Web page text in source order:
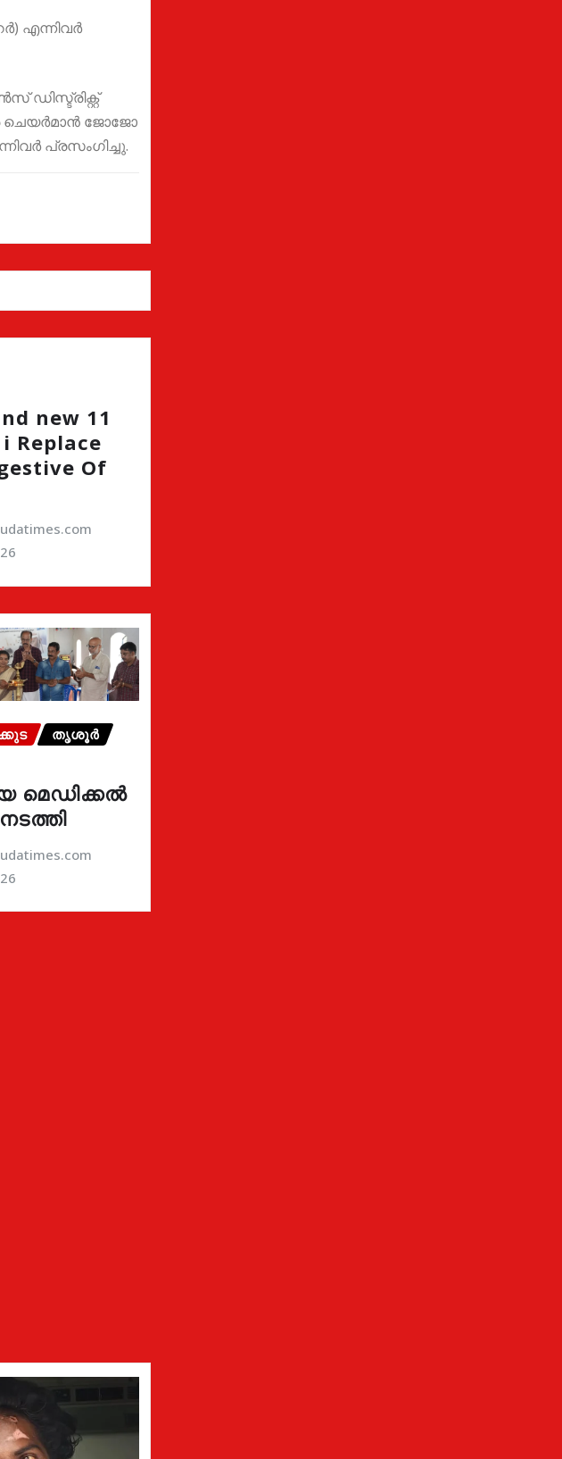
എന്നിവർ
ഡിസ്ട്രിക്റ്റ്
ജോജോ
പ്രസംഗിച്ചു.
new 11
Replace
Of
തൃശൂർ
മെഡിക്കൽ